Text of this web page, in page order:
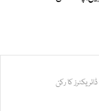
کا رکن